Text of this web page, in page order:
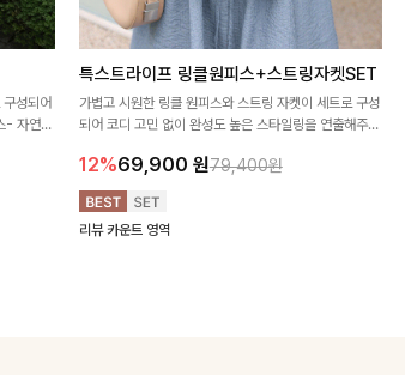
성되어
- 자연스
특스트라이프 링클원피스+스트링자켓SET
가볍고 시원한 링클 원피스와 스트링 자켓이 세트로 구성
되어 코디 고민 없이 완성도 높은 스타일링을 연출해주는
링 디테일로 다양한 핏을 연출할 수 있어 데일리부터 여
행룩까지 멋스럽게 즐기기 좋아요 ✨
12%69,900 원79,400원
리뷰 카운트 영역